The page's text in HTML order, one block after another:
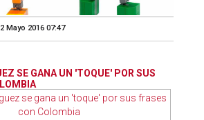
Mayo 2016 07:47
SE GANA UN 'TOQUE' POR SUS